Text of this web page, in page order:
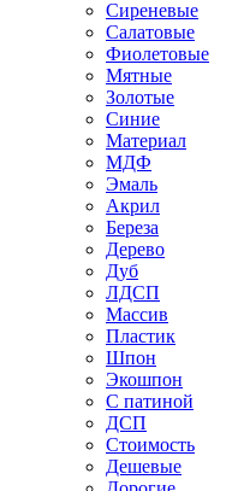
Сиреневые
Салатовые
Фиолетовые
Мятные
Золотые
Синие
Материал
МДФ
Эмаль
Акрил
Береза
Дерево
Дуб
ЛДСП
Массив
Пластик
Шпон
Экошпон
С патиной
ДСП
Стоимость
Дешевые